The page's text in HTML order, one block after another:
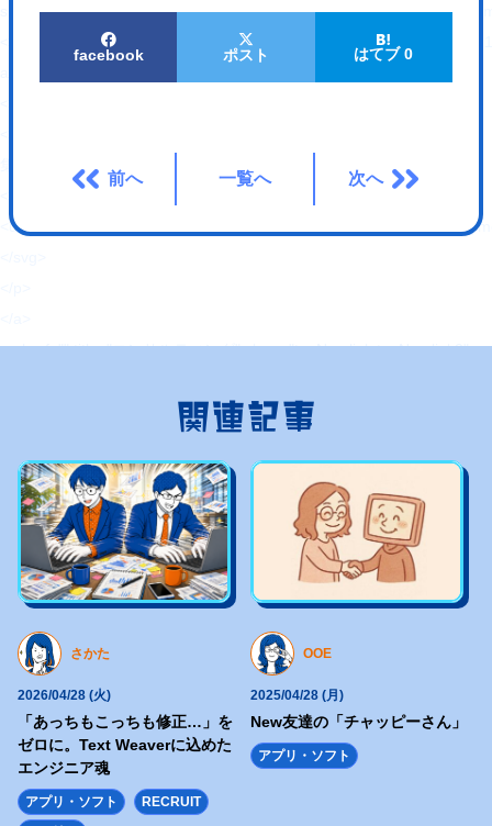
facebook ポスト はてブ 0
前へ 一覧へ 次へ
関連記事
さかた
2026/04/28 (火)
「あっちもこっちも修正…」を
ゼロに。Text Weaverに込めた
エンジニア魂
アプリ・ソフト
RECRUIT
OOE
2025/04/28 (月)
New友達の「チャッピーさん」
アプリ・ソフト
srcset="https://hajimecreate.com/wp-content/themes/wp-hajime2021/
<img src="https://hajimecreate.com/wp-content/themes/wp-
<use xlink:href="https://hajimecreate.com/wp-content/themes/wp-
<a href="" title="コンサルティング" class="topNav-link topNav-link2">
<source type="image/webp" media="(max-width: 1023px)"
<source media="(max-width: 1023px)"
srcset="https://hajimecreate.com/wp-content/themes/wp-hajime2021/
<source type="image/webp"
srcset="https://hajimecreate.com/wp-content/themes/wp-hajime2021/
<img src="https://hajimecreate.com/wp-content/themes/wp-
</picture>
<p class="topNav-txt1 topNav-txt1--c">
コンサルティング
<svg>
<use xlink:href="https://hajimecreate.com/wp-content/themes/wp-
</svg>